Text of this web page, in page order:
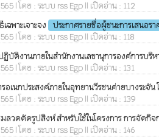
| โดย : ระบบ rss Egp || เปิดอ่าน : 112
พาะเจาะจง
ประกาศรายชื่อผู้ชนะการเสนอรา
| โดย : ระบบ rss Egp || เปิดอ่าน : 118
บัติงานภายในสำนักงานเลขานุการองค์การบริห
| โดย : ระบบ rss Egp || เปิดอ่าน : 131
เนกประสงค์ภายในอุทยานวีรชนค่ายบางระจัน
| โดย : ระบบ rss Egp || เปิดอ่าน : 139
ลวดดัดรูปสิงห์ สำหรับใช้ในโครงการ การจัดกิ
| โดย : ระบบ rss Egp || เปิดอ่าน : 146